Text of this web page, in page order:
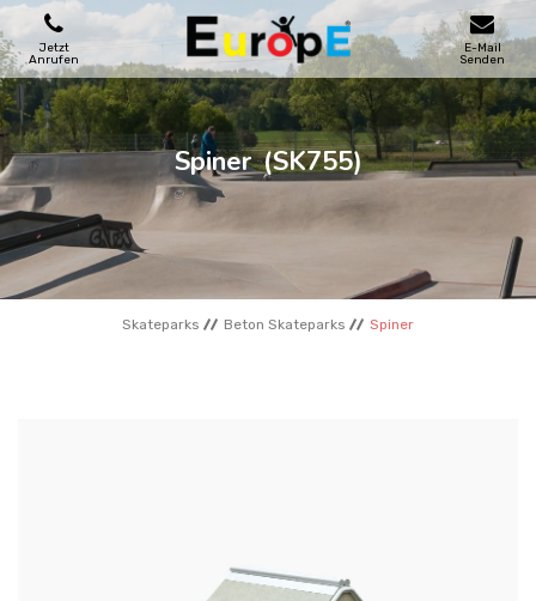
Jetzt
Anrufen
E-Mail
Senden
SPIELPLATZE
SKATEPARKS
HOLZHӒUSER
STADTMOBEL
Spiner (SK755)
Skateparks Beton Skateparks Spiner